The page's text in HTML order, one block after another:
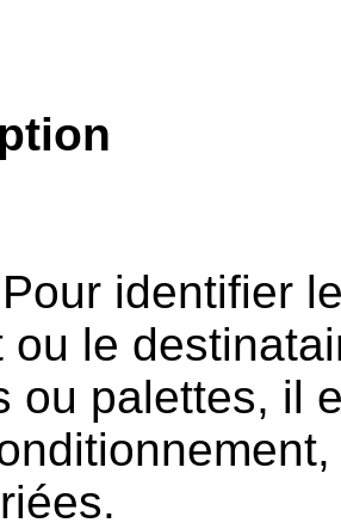
Pour identifier
ou le
ou palettes, il